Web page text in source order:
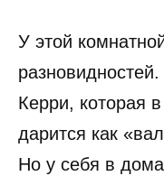
У этой
Керри, которая
дарится как
Но у себя в